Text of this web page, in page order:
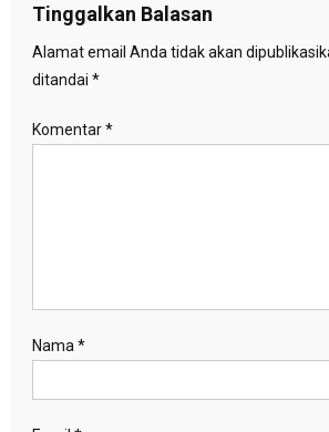
Tinggalkan Balasan
Alamat email Anda tidak akan
ditandai *
Komentar*
Nama *